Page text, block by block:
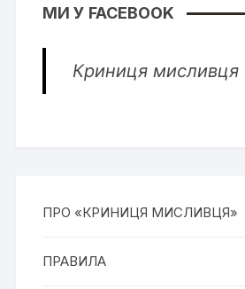
МИ У FACEBOOK
Криниця мисливця
ПРО «КРИНИЦЯ МИСЛИВЦЯ»
ПРАВИЛА